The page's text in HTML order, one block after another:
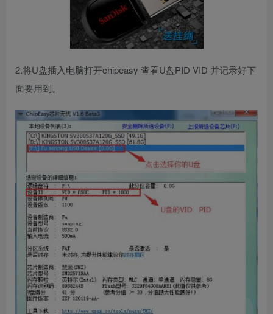
2.将U盘插入电脑打开chipeasy 查看U盘PID VID 并记录好下
面要用到。